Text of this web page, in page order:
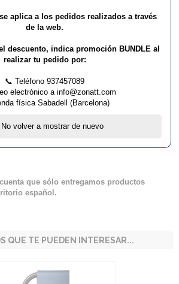
Butterfly
y empieza a jugar!
de mesa Butterfly, convierte casi cualquier
tenis de mesa en cuestión de segundos. El
se adapta con flexibilidad a diferentes
que el robusto sistema de abrazaderas
es perfecta para el colegio, la oficina o
en cualquier momento.
que sólo entregamos productos
español.
QUE TE PUEDEN INTERESAR...
aplica a los pedidos realizados a través
de la web.
descuento, indica promoción BUNDLE al
realizar tu pedido por:
📞 Teléfono 937457089
electrónico a info@zonatt.com
física Sabadell (Barcelona)
volver a mostrar de nuevo